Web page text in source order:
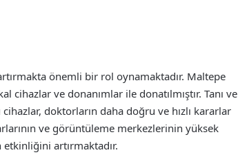
önemli bir rol oynamaktadır. Maltepe
ve donanımlar ile donatılmıştır. Tanı ve
doktorların daha doğru ve hızlı kararlar
ve görüntüleme merkezlerinin yüksek
artırmaktadır.